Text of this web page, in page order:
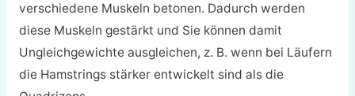
verschiedene Muskeln betonen. Dadurch werden
diese Muskeln gestärkt und Sie können damit
Ungleichgewichte ausgleichen, z. B. wenn bei Läufern
die Hamstrings stärker entwickelt sind als die